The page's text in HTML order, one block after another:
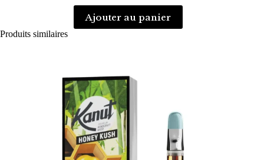
Ajouter au panier
Produits similaires